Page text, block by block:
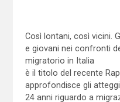
Così lontani, così vicini.
e giovani nei confronti
migratorio in Italia
è il titolo del recente
approfondisce gli
24 anni riguardo a